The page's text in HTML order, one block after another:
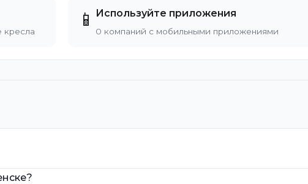
кресла
📱 Используйте приложения
0 компаний с мобильными приложениями